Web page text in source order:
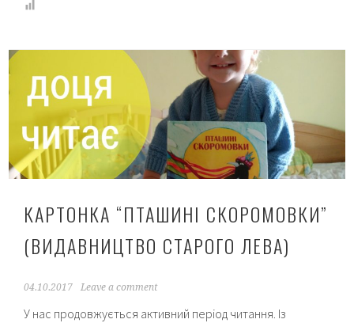
КАРТОНКА “ПТАШИНІ СКОРОМОВКИ”
(ВИДАВНИЦТВО СТАРОГО ЛЕВА)
04.10.2017 Leave a comment
У нас продовжується активний період читання. Із